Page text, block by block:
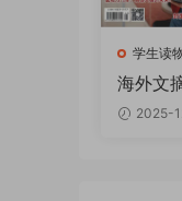
学生读
海外文
2025-